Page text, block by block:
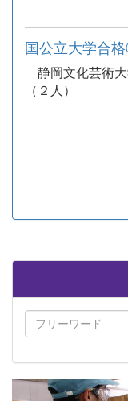
国公立大学合
静岡文化芸術
（２人）